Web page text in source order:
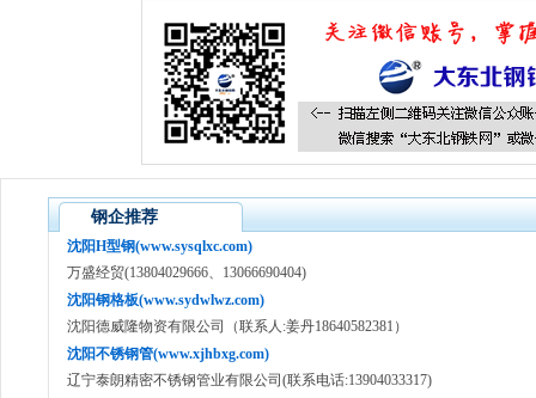
钢企推荐
沈阳H型钢(www.sysqlxc.com)
万盛经贸(13804029666、13066690404)
沈阳钢格板(www.sydwlwz.com)
沈阳德威隆物资有限公司（联系人:姜丹18640582381）
沈阳不锈钢管(www.xjhbxg.com)
辽宁泰朗精密不锈钢管业有限公司(联系电话:13904033317)